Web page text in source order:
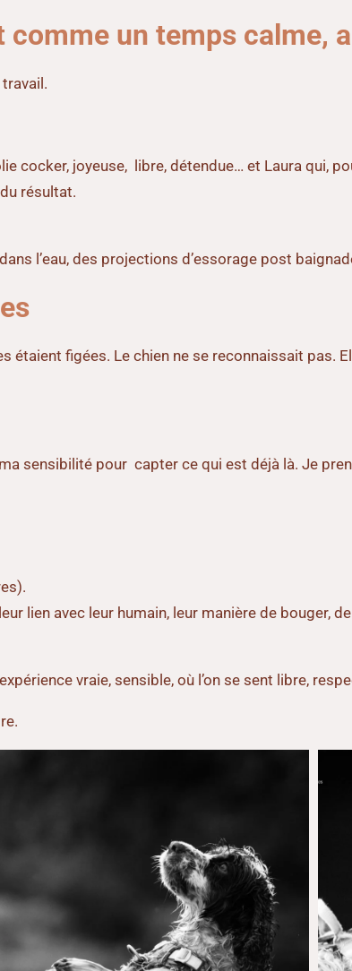
un temps calme,
cocker, joyeuse, libre, détendue… et Laura qui,
résultat.
l’eau, des projections d’essorage post
étaient figées. Le chien ne se reconnaissait pas.
sensibilité pour capter ce qui est déjà là. Je
lien avec leur humain, leur manière de bouger,
vraie, sensible, où l’on se sent libre,